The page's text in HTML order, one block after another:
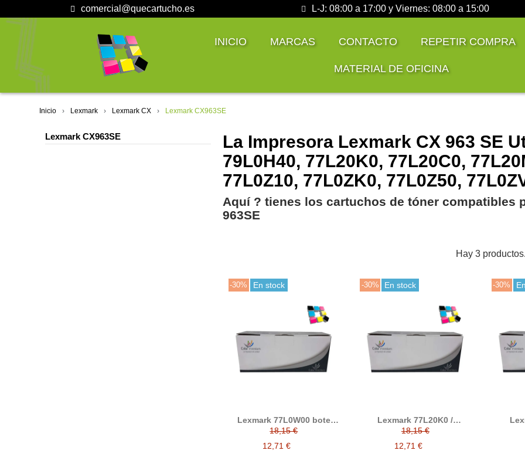
comercial@quecartucho.es L-J: 08:00 a 17:00 y Viernes: 08:00 a 15:00
INICIO MARCAS CONTACTO REPETIR COMPRA
MATERIAL DE OFICINA
Inicio Lexmark Lexmark CX Lexmark CX963SE
Lexmark CX963SE
La Impresora Lexmark CX 963 SE
79L0H40, 77L20K0, 77L20C0,
77L0Z10, 77L0ZK0, 77L0Z50,
Aquí ? tienes los cartuchos de tóner compatibles
963SE
Hay 3 productos.
-30% En stock
Lexmark 77L0W00 bote
residual compatible
18,15 €
12,71 €
-30% En stock
Lexmark 77L20K0 /
77L20C0 / 77L20M0 /
77L20Y0 tóner compatible
18,15 €
12,71 €
-30%